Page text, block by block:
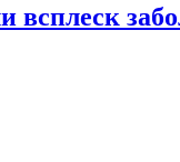
всплеск